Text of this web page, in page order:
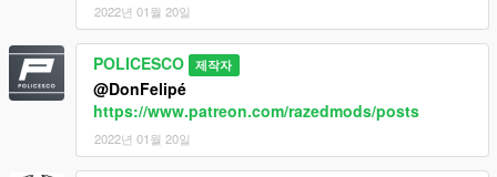
2022년 01월 20일
POLICESCO 제작자
@DonFelipé
https://www.patreon.com/razedmods/posts
2022년 01월 20일